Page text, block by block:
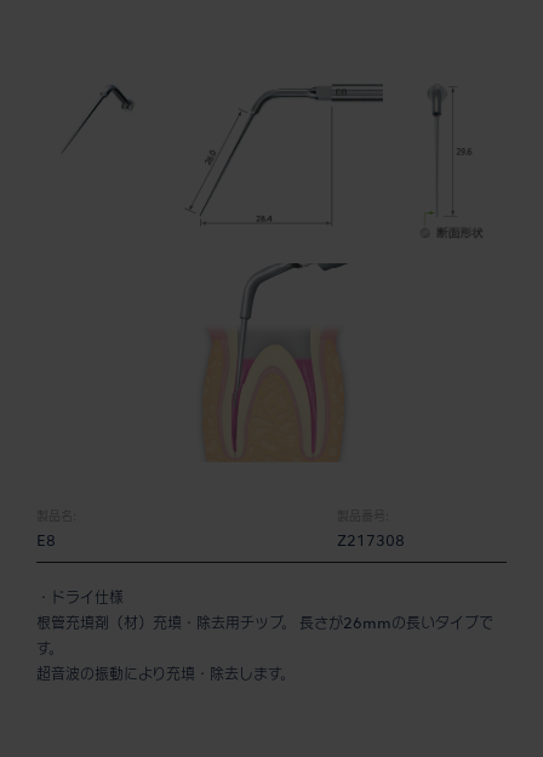
製品名:
E8
製品番号:
Z217308
・ドライ仕様
根管充填剤（材）充填・除去用チップ。 長さが26mmの長いタイプで
す。
超音波の振動により充填・除去します。